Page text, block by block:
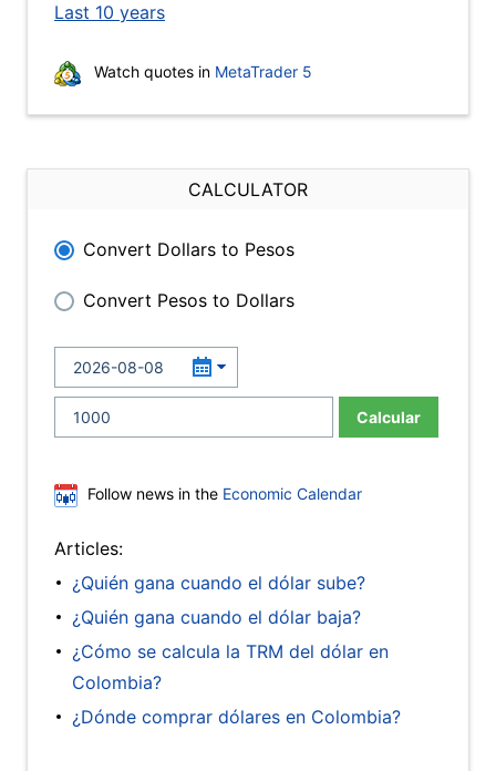
Last 10 years
Watch quotes in MetaTrader 5
CALCULATOR
Convert Dollars to Pesos
Convert Pesos to Dollars
Calcular
Follow news in the Economic Calendar
Articles:
¿Quién gana cuando el dólar sube?
¿Quién gana cuando el dólar baja?
¿Cómo se calcula la TRM del dólar en
Colombia?
¿Dónde comprar dólares en Colombia?